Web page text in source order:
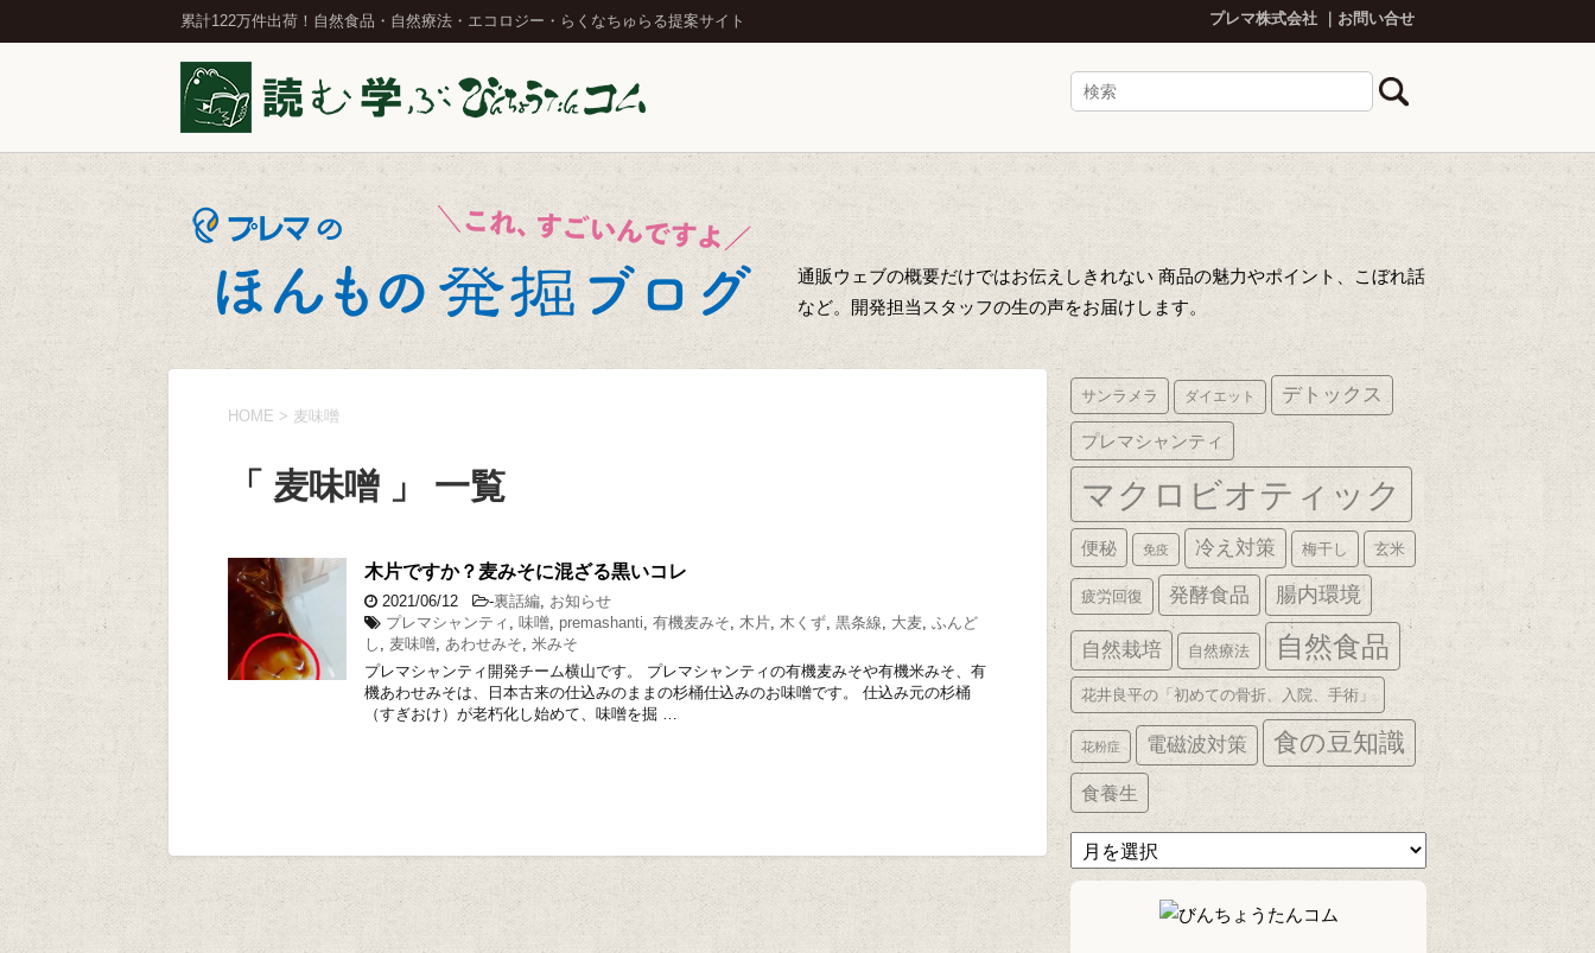
累計122万件出荷！自然食品・自然療法・エコロジー・らくなちゅらる提案サイト プレマ株式会社 お問い合せ
通販ウェブの概要だけではお伝えしきれない 商品の魅力やポイント、こぼれ話
など。開発担当スタッフの生の声をお届けします。
HOME > 麦味噌
「 麦味噌 」 一覧
木片ですか？麦みそに混ざる黒いコレ
2021/06/12 -裏話編 お知らせ
プレマシャンティ
味噌 premashanti 有機麦みそ 木片 木くず 黒条線 大麦 ふんど
し
麦味噌 あわせみそ 米みそ
プレマシャンティ開発チーム横山です。 プレマシャンティの有機麦みそや有機米みそ、有
機あわせみそは、日本古来の仕込みのままの杉桶仕込みのお味噌です。 仕込み元の杉桶
（すぎおけ）が老朽化し始めて、味噌を掘 …
サンラメラ ダイエット デトックス
プレマシャンティ
マクロビオティック
便秘 免疫 冷え対策 梅干し 玄米
疲労回復 発酵食品 腸内環境
自然栽培 自然療法 自然食品
花井良平の「初めての骨折、入院、手術」
花粉症 電磁波対策 食の豆知識
食養生
ア
ー
カ